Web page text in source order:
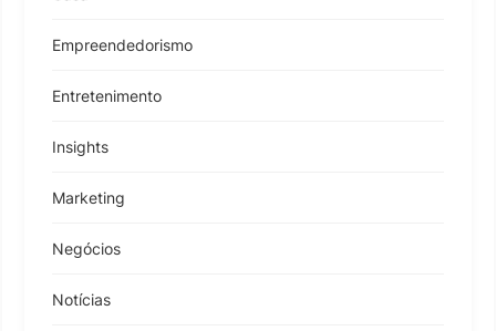
Empreendedorismo
Entretenimento
Insights
Marketing
Negócios
Notícias